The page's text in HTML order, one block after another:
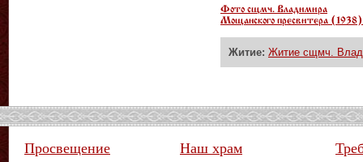
Фото сщмч. Владимира
Мощанского пресвитера (1938)
Житие: Житие сщмч.
Просвещение Наш храм